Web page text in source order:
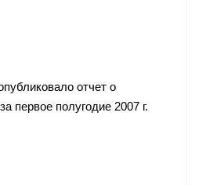
отчет о
первое полугодие 2007 г.